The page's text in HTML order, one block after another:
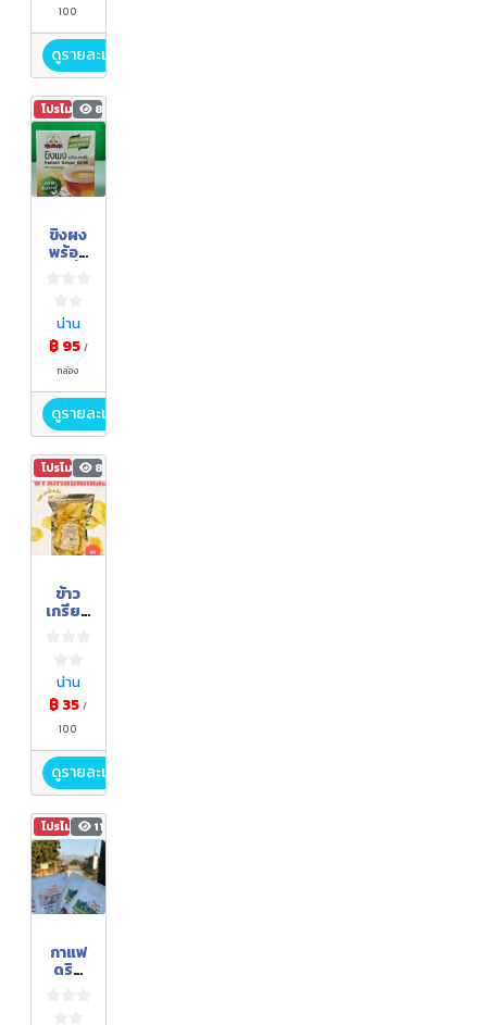
100
ดูรายละเอียด
โปรโมชัน 81
ขิงผง
พร้อม
น่าน
฿ 95 /
กล่อง
ดูรายละเอียด
โปรโมชัน 81
ข้าว
เกรียบ
น่าน
฿ 35/
100
ดูรายละเอียด
โปรโมชัน 113
​กาแฟ
ดริป